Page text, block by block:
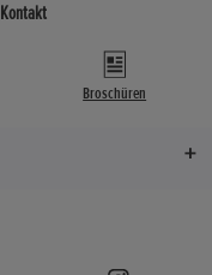
Kontakt
Broschüren